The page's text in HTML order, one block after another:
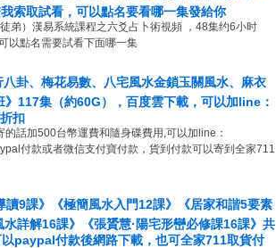
索取試看，可以點名要看哪一集發給你
弟）漢易系統課程之六爻占卜術視頻 ，48集约6小时
以點名需要試看下面哪一集
卦、梅花易數、八宅風水金鎖玉關風水、麻衣
117集（約60G），百度雲下載，可以加line：
扣
話加500台幣運費和隨身碟費用,可以加line：
付款或者微信支付寶付款，貨到付款可以寄到全家711
讀9課》《極簡風水入門12課》《居家和諧5要素
詳解16課》《張贇慧·陽宅形巒必修課16課》共
paypal付款後網路下載，也可全家711取貨付